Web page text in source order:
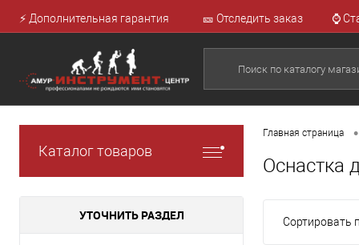
⚡ Дополнительная гарантия 🎫 Отследить заказ ⌚
Каталог товаров
УТОЧНИТЬ РАЗДЕЛ
Главная страница •
Оснастка
Сортировать